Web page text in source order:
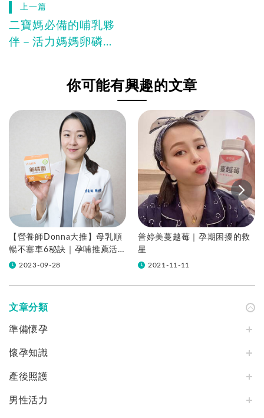
上一篇
二寶媽必備的哺乳夥
伴－活力媽媽卵磷
你可能有興趣的文章
【營養師Donna大推】母乳順
暢不塞車6秘訣｜孕哺推薦活
力媽媽卵磷脂
2023-09-28
普婷美蔓越莓｜孕期困擾的救
星
2021-11-11
文章分類
準備懷孕
懷孕知識
產後照護
男性活力